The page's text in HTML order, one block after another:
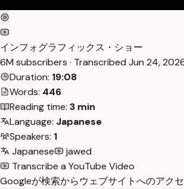
インフォグラフィックス・ショー
6M subscribers · Transcribed Jun 24,
Duration: 19:08
Words: 446
Reading time: 3 min
Language: Japanese
Speakers: 1
Japanese
jawed
Transcribe a YouTube Video
Googleが検索からウェブサイトへのアク